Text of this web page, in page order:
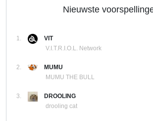
Nieuwste
1.
VIT
V.I.T.R.I.O.L. Network
2.
MUMU
MUMU THE BULL
3.
DROOLING
drooling cat